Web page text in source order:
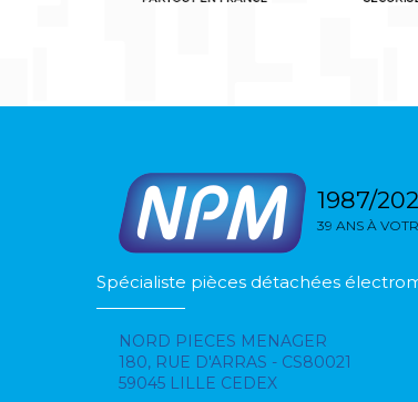
1987/
39 ANS À
Spécialiste pièces détachées
NORD PIECES MENAGER
180, RUE D'ARRAS - CS80021
59045 LILLE CEDEX